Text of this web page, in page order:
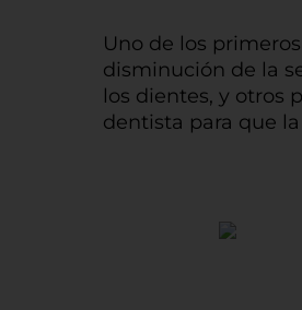
Uno de los
disminución de la
los dientes, y otros
dentista para que